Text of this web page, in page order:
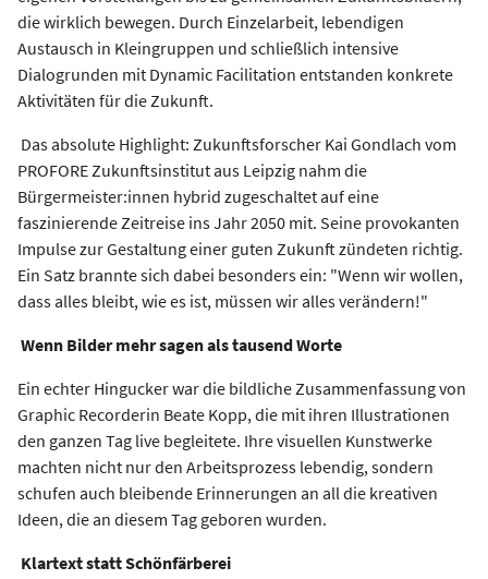
die wirklich bewegen. Durch Einzelarbeit, lebendigen
Austausch in Kleingruppen und schließlich intensive
Dialogrunden mit Dynamic Facilitation entstanden konkrete
Aktivitäten für die Zukunft.
Das absolute Highlight: Zukunftsforscher Kai Gondlach vom
PROFORE Zukunftsinstitut aus Leipzig nahm die
Bürgermeister:innen hybrid zugeschaltet auf eine
faszinierende Zeitreise ins Jahr 2050 mit. Seine provokanten
Impulse zur Gestaltung einer guten Zukunft zündeten richtig.
Ein Satz brannte sich dabei besonders ein: "Wenn wir wollen,
dass alles bleibt, wie es ist, müssen wir alles verändern!"
Wenn Bilder mehr sagen als tausend Worte
Ein echter Hingucker war die bildliche Zusammenfassung von
Graphic Recorderin Beate Kopp, die mit ihren Illustrationen
den ganzen Tag live begleitete. Ihre visuellen Kunstwerke
machten nicht nur den Arbeitsprozess lebendig, sondern
schufen auch bleibende Erinnerungen an all die kreativen
Ideen, die an diesem Tag geboren wurden.
Klartext statt Schönfärberei